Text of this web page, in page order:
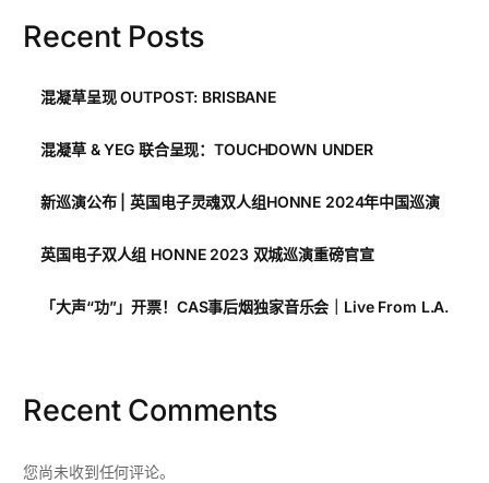
Recent Posts
混凝草呈现 OUTPOST: BRISBANE
混凝草 & YEG 联合呈现：TOUCHDOWN UNDER
新巡演公布 | 英国电子灵魂双人组HONNE 2024年中国巡演
英国电子双人组 HONNE 2023 双城巡演重磅官宣
「大声“功”」开票！CAS事后烟独家音乐会｜Live From L.A.
Recent Comments
您尚未收到任何评论。